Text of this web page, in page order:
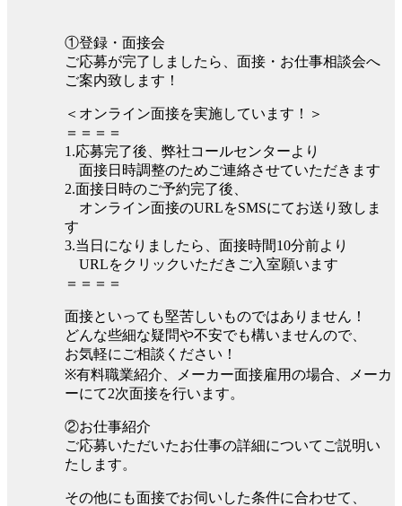
①登録・面接会
ご応募が完了しましたら、面接・お仕事相談会へ
ご案内致します！
＜オンライン面接を実施しています！＞
＝＝＝＝
1.応募完了後、弊社コールセンターより
面接日時調整のためご連絡させていただきます
2.面接日時のご予約完了後、
オンライン面接のURLをSMSにてお送り致しま
す
3.当日になりましたら、面接時間10分前より
URLをクリックいただきご入室願います
＝＝＝＝
面接といっても堅苦しいものではありません！
どんな些細な疑問や不安でも構いませんので、
お気軽にご相談ください！
※有料職業紹介、メーカー面接雇用の場合、メーカ
ーにて2次面接を行います。
②お仕事紹介
ご応募いただいたお仕事の詳細についてご説明い
たします。
その他にも面接でお伺いした条件に合わせて、